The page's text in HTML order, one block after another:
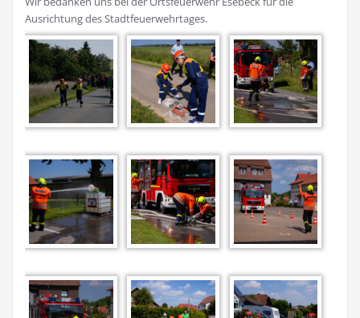
Ausrichtung des Stadtfeuerwehrtages.